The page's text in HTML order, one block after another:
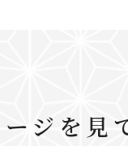
ジを見